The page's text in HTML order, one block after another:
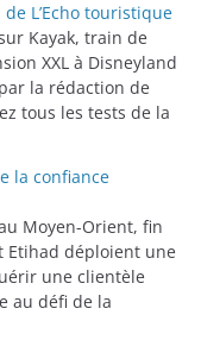
L’Echo touristique
Kayak, train de
XXL à Disneyland
la rédaction de
tous les tests de la
la confiance
Moyen-Orient, fin
Etihad déploient une
une clientèle
au défi de la